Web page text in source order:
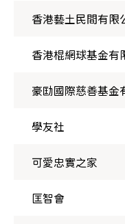
香港藝土民間有限
香港棍網球基金有
豪劻國際慈善基金
學友社
可愛忠實之家
匡智會